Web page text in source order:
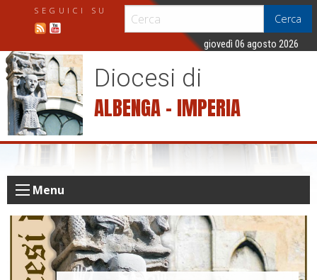
p
n
Cerca
SEGUICI SU
giovedì 06 agosto 2026
Diocesi di
ALBENGA – IMPERIA
Menu